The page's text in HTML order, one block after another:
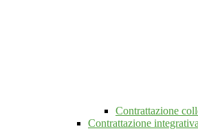
Contrattazione
Contrattazione integrativa